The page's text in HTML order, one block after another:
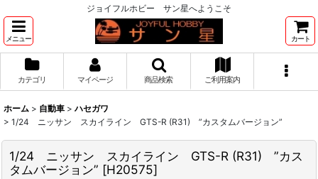
ジョイフルホビー サン星へようこそ
メニュー カート
カテゴリ マイページ 商品検索 ご利用案内
ホーム > 自動車 > ハセガワ
> 1/24 ニッサン スカイライン GTS-R (R31) ”カスタムバージョン”
1/24 ニッサン スカイライン GTS-R (R31) ”カス
タムバージョン” [H20575]